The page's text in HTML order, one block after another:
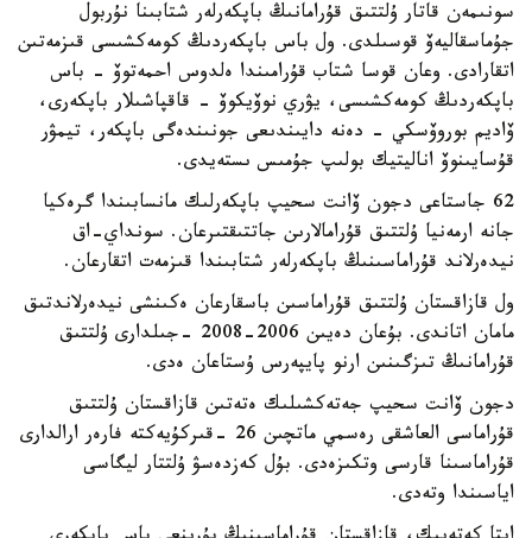
سونىمەن قاتار ۇلتتىق قۇرامانىڭ باپكەرلەر شتابىنا نۇربول
جۇماسقاليەۆ قوسىلدى. ول باس باپكەردىڭ كومەكشىسى قىزمەتىن
اتقارادى. وعان قوسا شتاب قۇرامىندا ەلدوس احمەتوۆ - باس
باپكەردىڭ كومەكشىسى، يۋري نوۆيكوۆ - قاقپاشىلار باپكەرى،
ۆاديم بوروۆسكي - دەنە دايىندىعى جونىندەگى باپكەر، تيمۋر
قۇسايىنوۆ اناليتيك بولىپ جۇمىس ىستەيدى.
62 جاستاعى دجون ۆانت سحيپ باپكەرلىك مانسابىندا گرەكيا
جانە ارمەنيا ۇلتتىق قۇرامالارىن جاتتىقتىرعان. سونداي-اق
نيدەرلاند قۇراماسىنىڭ باپكەرلەر شتابىندا قىزمەت اتقارعان.
ول قازاقستان ۇلتتىق قۇراماسىن باسقارعان ەكىنشى نيدەرلاندتىق
مامان اتاندى. بۇعان دەيىن 2006-2008 -جىلدارى ۇلتتىق
قۇرامانىڭ تىزگىنىن ارنو پايپەرس ۇستاعان ەدى.
دجون ۆانت سحيپ جەتەكشىلىك ەتەتىن قازاقستان ۇلتتىق
قۇراماسى العاشقى رەسمي ماتچىن 26 -قىركۇيەكتە فارەر ارالدارى
قۇراماسىنا قارسى وتكىزەدى. بۇل كەزدەسۋ ۇلتتار ليگاسى
اياسىندا وتەدى.